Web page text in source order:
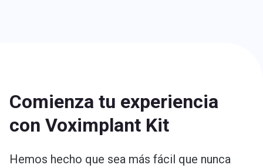
Comienza tu experiencia
con Voximplant Kit
Hemos hecho que sea más fácil que nunca